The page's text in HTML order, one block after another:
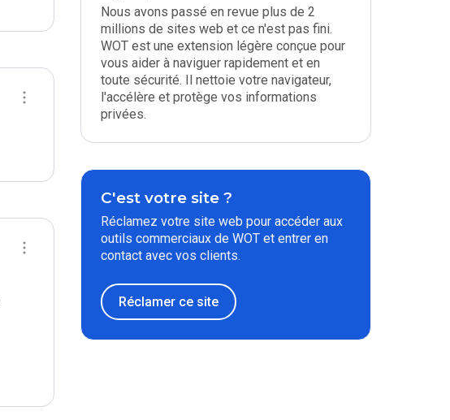
Nous avons passé en revue plus de 2
millions de sites web et ce n'est pas fini.
WOT est une extension légère conçue pour
vous aider à naviguer rapidement et en
toute sécurité. Il nettoie votre navigateur,
l'accélère et protège vos informations
privées.
C'est votre site ?
Réclamez votre site web pour accéder aux
outils commerciaux de WOT et entrer en
contact avec vos clients.
Réclamer ce site